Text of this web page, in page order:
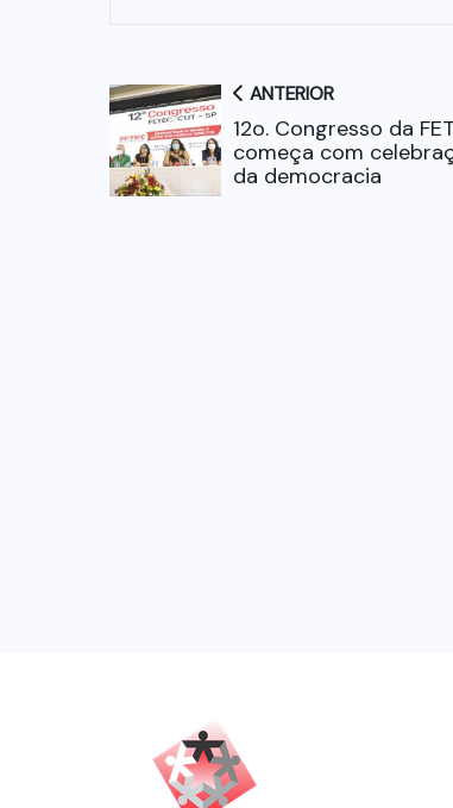
ANTERIOR
12o. Congresso da
começa com
da democracia